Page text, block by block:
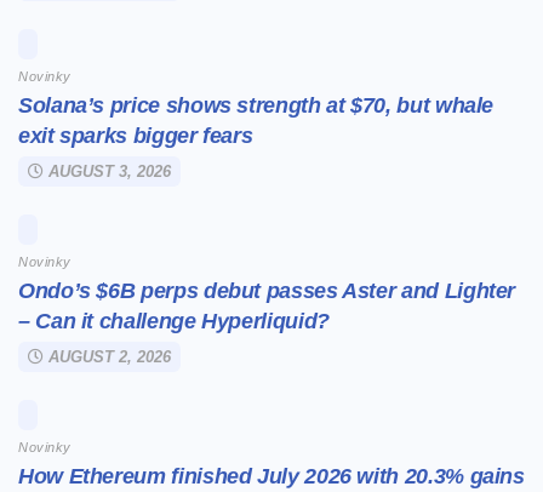
Novinky
Solana’s price shows strength at $70, but whale
exit sparks bigger fears
AUGUST 3, 2026
Novinky
Ondo’s $6B perps debut passes Aster and Lighter
– Can it challenge Hyperliquid?
AUGUST 2, 2026
Novinky
How Ethereum finished July 2026 with 20.3% gains